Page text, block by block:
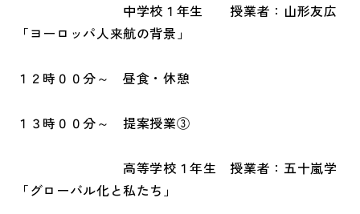
中学校１年生 授業者：山形友広
「ヨーロッパ人来航の背景」
１２時００分～ 昼食・休憩
１３時００分～ 提案授業③
高等学校１年生 授業者：五十嵐学
「グローバル化と私たち」